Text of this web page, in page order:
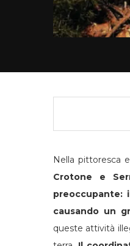
Nella pittoresca
Crotone e
preoccupante:
causando un
queste attività